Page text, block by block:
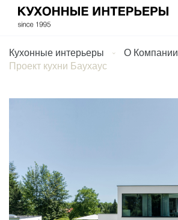
Кухонные интерьеры О Компании
Проект кухни Баухаус